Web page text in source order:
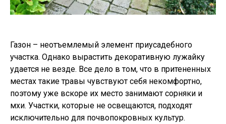
Газон – неотъемлемый элемент приусадебного
участка. Однако вырастить декоративную лужайку
удается не везде. Все дело в том, что в притененных
местах такие травы чувствуют себя некомфортно,
поэтому уже вскоре их место занимают сорняки и
мхи. Участки, которые не освещаются, подходят
исключительно для почвопокровных культур.